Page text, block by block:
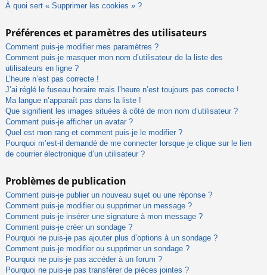
À quoi sert « Supprimer les cookies » ?
Préférences et paramètres des utilisateurs
Comment puis-je modifier mes paramètres ?
Comment puis-je masquer mon nom d’utilisateur de la liste des
utilisateurs en ligne ?
L’heure n’est pas correcte !
J’ai réglé le fuseau horaire mais l’heure n’est toujours pas correcte !
Ma langue n’apparaît pas dans la liste !
Que signifient les images situées à côté de mon nom d’utilisateur ?
Comment puis-je afficher un avatar ?
Quel est mon rang et comment puis-je le modifier ?
Pourquoi m’est-il demandé de me connecter lorsque je clique sur le lien
de courrier électronique d’un utilisateur ?
Problèmes de publication
Comment puis-je publier un nouveau sujet ou une réponse ?
Comment puis-je modifier ou supprimer un message ?
Comment puis-je insérer une signature à mon message ?
Comment puis-je créer un sondage ?
Pourquoi ne puis-je pas ajouter plus d’options à un sondage ?
Comment puis-je modifier ou supprimer un sondage ?
Pourquoi ne puis-je pas accéder à un forum ?
Pourquoi ne puis-je pas transférer de pièces jointes ?